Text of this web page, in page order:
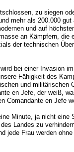
zu siegen
mehr als 200.000
und auf
an Kämpfern,
der technischen
bei einer Invasion
Fähigkeit des
und militärischen
en Jefe, der weiß,
Comandante en Jefe
Minute, ja nicht eine
Landes zu
jede Frau werden